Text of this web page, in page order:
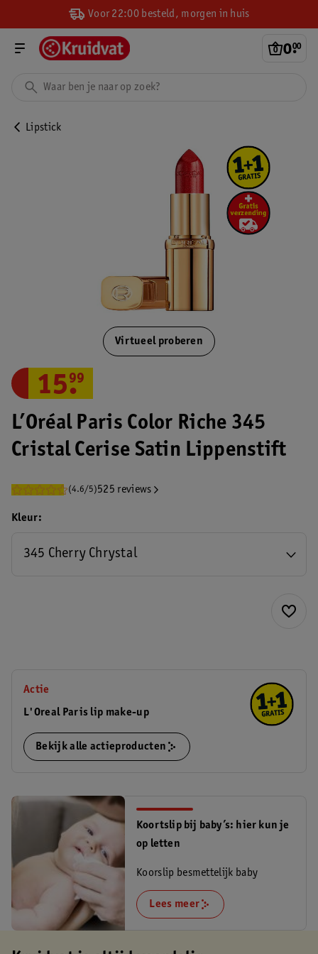
Voor 22:00 besteld, morgen in huis
0.
00
Lipstick
Virtueel proberen
L’Oréal Paris Color Riche 345
Cristal Cerise Satin Lippenstift
(4.6/5)525 reviews
15.
99
Kleur
345 Cherry Chrystal
Actie
L'Oreal Paris lip make-up
Bekijk alle actieproducten
Koortslip bij baby’s: hier kun je
op letten
Koorslip besmettelijk baby
Lees meer